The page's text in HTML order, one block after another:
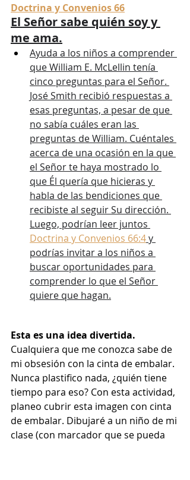
Doctrina y Convenios 66
El Señor sabe quién soy y
me ama.
Ayuda a los niños a comprender
que William E. McLellin tenía
cinco preguntas para el Señor.
José Smith recibió respuestas a
esas preguntas, a pesar de que
no sabía cuáles eran las
preguntas de William. Cuéntales
acerca de una ocasión en la que
el Señor te haya mostrado lo
que Él quería que hicieras y
habla de las bendiciones que
recibiste al seguir Su dirección.
Luego, podrían leer juntos
Doctrina y Convenios 66:4 y
podrías invitar a los niños a
buscar oportunidades para
comprender lo que el Señor
quiere que hagan.
Esta es una idea divertida.
Cualquiera que me conozca sabe de
mi obsesión con la cinta de embalar.
Nunca plastifico nada, ¿quién tiene
tiempo para eso? Con esta actividad,
planeo cubrir esta imagen con cinta
de embalar. Dibujaré a un niño de mi
clase (con marcador que se pueda